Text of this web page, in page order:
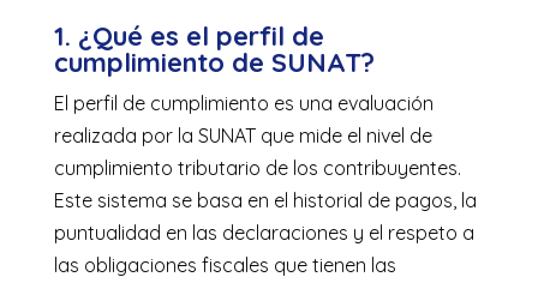
1. ¿Qué es el perfil de
cumplimiento de SUNAT?
El perfil de cumplimiento es una evaluación
realizada por la SUNAT que mide el nivel de
cumplimiento tributario de los contribuyentes.
Este sistema se basa en el historial de pagos, la
puntualidad en las declaraciones y el respeto a
las obligaciones fiscales que tienen las